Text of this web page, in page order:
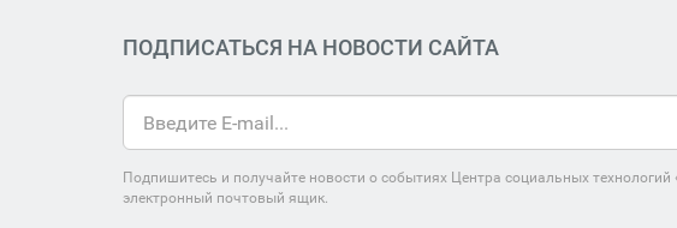
ПОДПИСАТЬСЯ НА НОВОСТИ САЙТА
Подпишитесь и получайте новости о событиях Центра социальных
электронный почтовый ящик.